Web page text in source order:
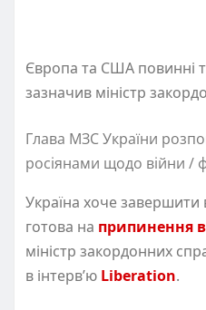
Європа та США повинні
зазначив міністр
Глава МЗС України
росіянами щодо війни /
Україна хоче завершити
готова на припинення
міністр закордонних
в інтерв’ю Liberation.